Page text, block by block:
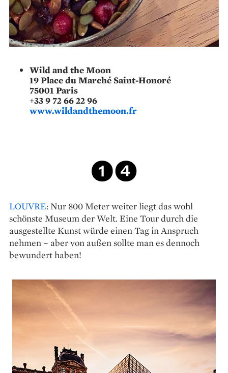
Wild and the Moon
19 Place du Marché Saint-Honoré
75001 Paris
+33 9 72 66 22 96
www.wildandthemoon.fr
LOUVRE: Nur 800 Meter weiter liegt das wohl
schönste Museum der Welt. Eine Tour durch die
ausgestellte Kunst würde einen Tag in Anspruch
nehmen – aber von außen sollte man es dennoch
bewundert haben!